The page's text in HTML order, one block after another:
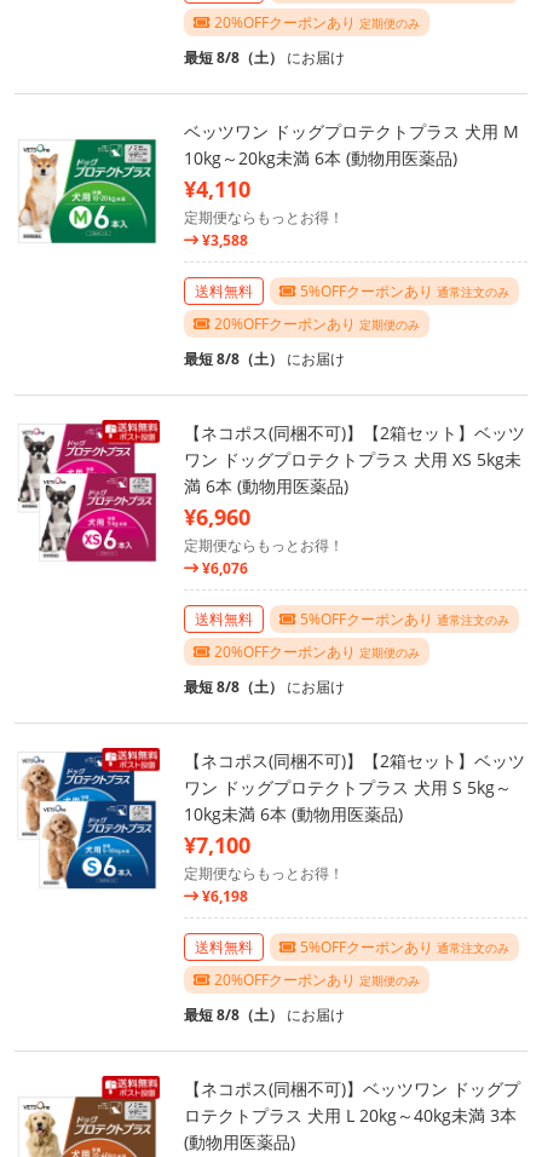
20%OFFクーポンあり 定期便のみ
最短 8/8（土） にお届け
ベッツワン ドッグプロテクトプラス 犬用 M
10kg～20kg未満 6本 (動物用医薬品)
¥4,110
定期便ならもっとお得！
¥3,588
送料無料 5%OFFクーポンあり 通常注文のみ
20%OFFクーポンあり 定期便のみ
最短 8/8（土） にお届け
【ネコポス(同梱不可)】【2箱セット】ベッツ
ワン ドッグプロテクトプラス 犬用 XS 5kg未
満 6本 (動物用医薬品)
¥6,960
定期便ならもっとお得！
¥6,076
送料無料 5%OFFクーポンあり 通常注文のみ
20%OFFクーポンあり 定期便のみ
最短 8/8（土） にお届け
【ネコポス(同梱不可)】【2箱セット】ベッツ
ワン ドッグプロテクトプラス 犬用 S 5kg～
10kg未満 6本 (動物用医薬品)
¥7,100
定期便ならもっとお得！
¥6,198
送料無料 5%OFFクーポンあり 通常注文のみ
20%OFFクーポンあり 定期便のみ
最短 8/8（土） にお届け
【ネコポス(同梱不可)】ベッツワン ドッグプ
ロテクトプラス 犬用 L 20kg～40kg未満 3本
(動物用医薬品)